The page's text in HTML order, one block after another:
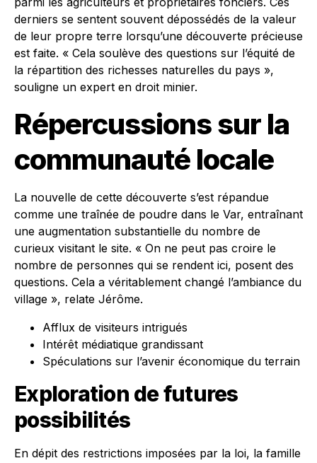
derniers se sentent souvent dépossédés de la valeur
de leur propre terre lorsqu’une découverte précieuse
est faite. « Cela soulève des questions sur l’équité de
la répartition des richesses naturelles du pays »,
souligne un expert en droit minier.
Répercussions sur la
communauté locale
La nouvelle de cette découverte s’est répandue
comme une traînée de poudre dans le Var, entraînant
une augmentation substantielle du nombre de
curieux visitant le site. « On ne peut pas croire le
nombre de personnes qui se rendent ici, posent des
questions. Cela a véritablement changé l’ambiance du
village », relate Jérôme.
Afflux de visiteurs intrigués
Intérêt médiatique grandissant
Spéculations sur l’avenir économique du terrain
Exploration de futures
possibilités
En dépit des restrictions imposées par la loi, la famille